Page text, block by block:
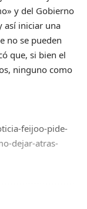
y del Gobierno
así iniciar una
no se pueden
que, si bien el
ninguno como
feijoo-pide-
dejar-atras-